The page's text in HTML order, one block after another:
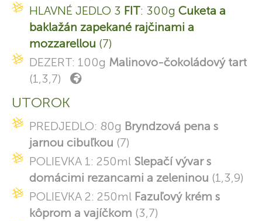
HLAVNÉ JEDLO 3 FIT: 300g Cuketa a
baklažán zapekané rajčinami a
mozzarellou (7)
DEZERT: 100g Malinovo-čokoládový tart
(1,3,7)
UTOROK
PREDJEDLO: 80g Bryndzová pena s
jarnou cibuľkou (7)
POLIEVKA 1: 250ml Slepačí vývar s
domácimi rezancami a zeleninou (1,3,9)
POLIEVKA 2: 250ml Fazuľový krém s
kôprom a vajíčkom (3,7)